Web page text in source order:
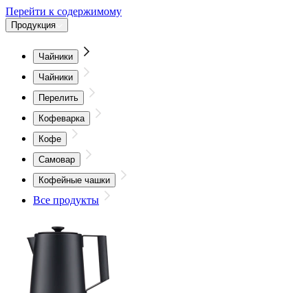
Перейти к содержимому
Продукция
Чайники
Чайники
Перелить
Кофеварка
Кофе
Самовар
Кофейные чашки
Все продукты